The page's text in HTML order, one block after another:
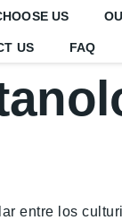
US
US FAQ
entre los